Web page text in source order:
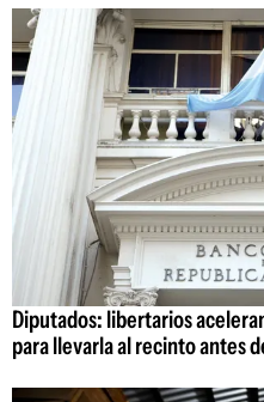
Diputados: libertarios
para llevarla al recinto antes